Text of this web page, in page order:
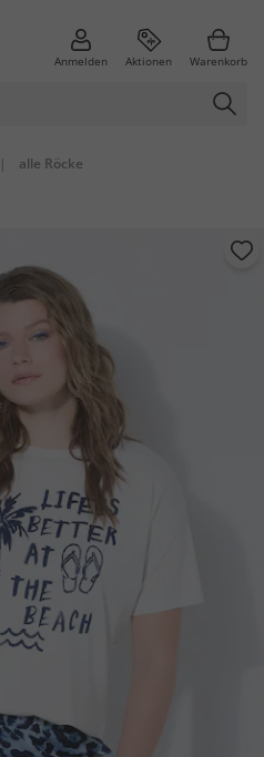
Anmelden Aktionen Warenkorb
| alle Röcke